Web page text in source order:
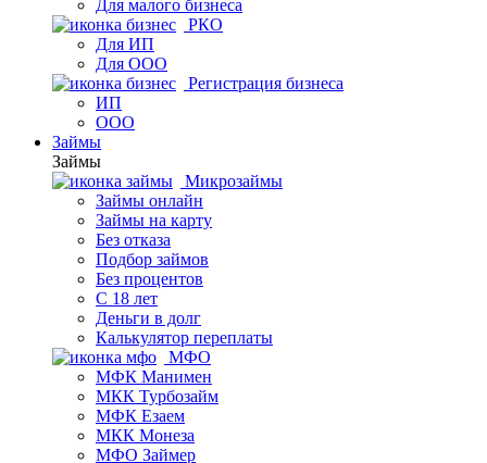
Для малого бизнеса
РКО
Для ИП
Для ООО
Регистрация бизнеса
ИП
ООО
Займы
Займы
Микрозаймы
Займы онлайн
Займы на карту
Без отказа
Подбор займов
Без процентов
С 18 лет
Деньги в долг
Калькулятор переплаты
МФО
МФК Манимен
МКК Турбозайм
МФК Езаем
МКК Монеза
МФО Займер